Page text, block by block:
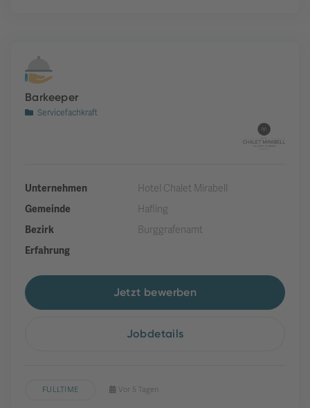
Barkeeper
Servicefachkraft
Unternehmen
Hotel Chalet Mirabell
Gemeinde
Hafling
Bezirk
Burggrafenamt
Erfahrung
Jetzt bewerben
Jobdetails
FULLTIME Vor 5 Tagen